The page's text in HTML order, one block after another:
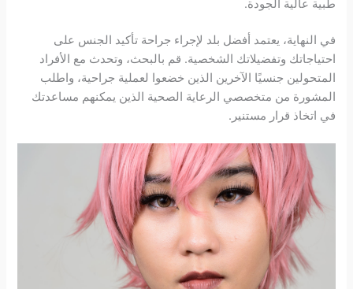
طبية عالية الجودة.
في النهاية، يعتمد أفضل بلد لإجراء جراحة تأكيد الجنس على
احتياجاتك وتفضيلاتك الشخصية. قم بالبحث، وتحدث مع الأفراد
المتحولين جنسيًا الآخرين الذين خضعوا لعملية جراحية، واطلب
المشورة من متخصصي الرعاية الصحية الذين يمكنهم مساعدتك
في اتخاذ قرار مستنير.